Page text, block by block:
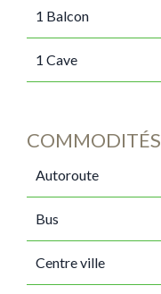
1 Balcon
1 Cave
COMMODITÉS
Autoroute
Bus
Centre ville